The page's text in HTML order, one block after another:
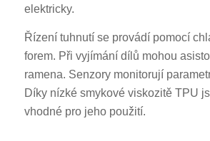
elektricky.
Řízení tuhnutí se provádí pomocí
forem. Při vyjímání dílů mohou
ramena. Senzory monitorují
Díky nízké smykové viskozitě TPU
vhodné pro jeho použití.